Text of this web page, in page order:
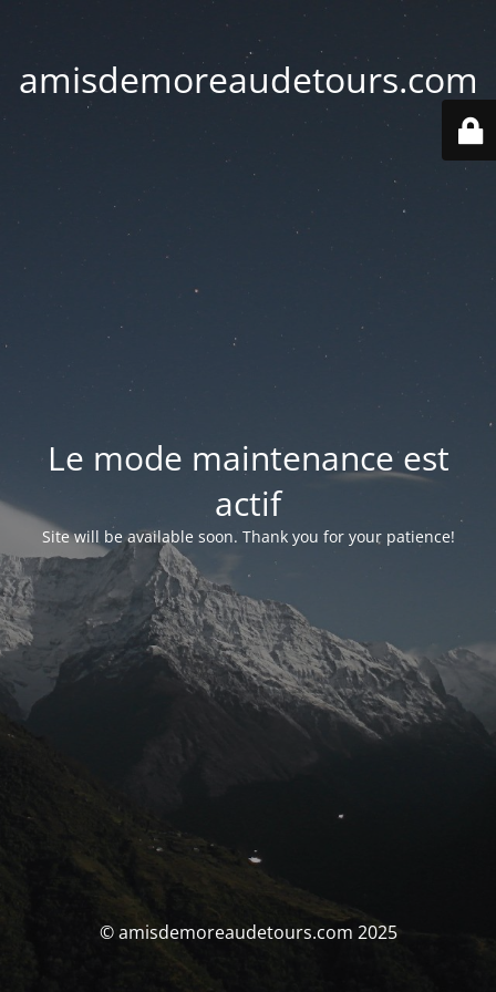
amisdemoreaudetours.com
Le mode maintenance est
actif
Site will be available soon. Thank you for your patience!
© amisdemoreaudetours.com 2025